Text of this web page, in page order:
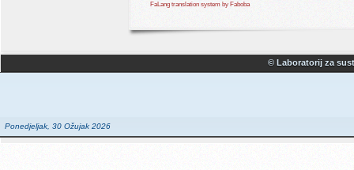
FaLang translation system by Faboba
© Laboratorij za
Ponedjeljak, 30 Ožujak 2026